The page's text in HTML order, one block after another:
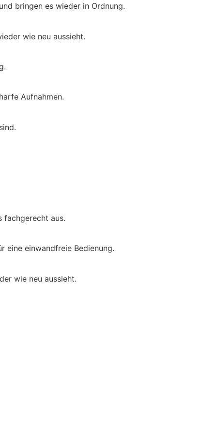
bringen es wieder in Ordnung.
wie neu aussieht.
Aufnahmen.
fachgerecht aus.
eine einwandfreie Bedienung.
wie neu aussieht.